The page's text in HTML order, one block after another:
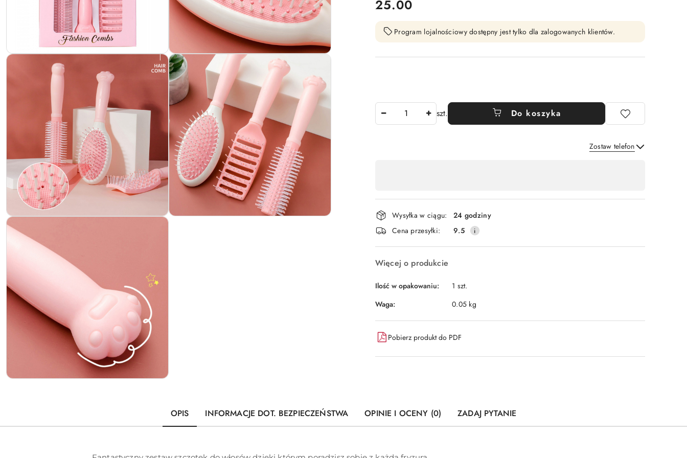
cena:
25.00
Program lojalnościowy dostępny jest tylko dla zalogowanych klientów.
szt. Do koszyka
Zostaw telefon
płatność
i
dostawa
Wysyłka w ciągu:
24 godziny
Cena przesyłki:
9.5
Więcej o produkcie
Ilość w opakowaniu:
1 szt.
Waga:
0.05 kg
Pobierz produkt do PDF
OPIS INFORMACJE DOT. BEZPIECZEŃSTWA OPINIE I OCENY (0) ZADAJ PYTANIE